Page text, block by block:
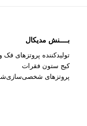
بــــنش مدیکال
تولیدکننده پروتزهای
کیج ستون فقرات
پروتزهای